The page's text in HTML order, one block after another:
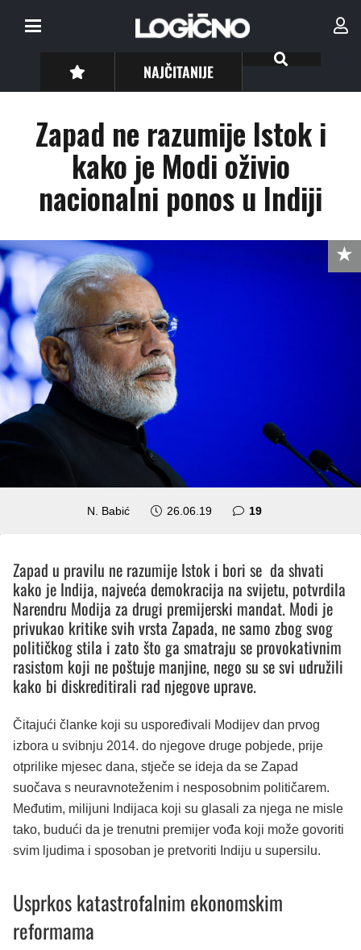
NAJČITANIJE
Zapad ne razumije Istok i
kako je Modi oživio
nacionalni ponos u Indiji
N. Babić 26.06.19 19komentara
Zapad u pravilu ne razumije Istok i bori se da shvati
kako je Indija, najveća demokracija na svijetu, potvrdila
Narendru Modija za drugi premijerski mandat. Modi je
privukao kritike svih vrsta Zapada, ne samo zbog svog
političkog stila i zato što ga smatraju se provokativnim
rasistom koji ne poštuje manjine, nego su se svi udružili
kako bi diskreditirali rad njegove uprave.
Čitajući članke koji su uspoređivali Modijev dan prvog
izbora u svibnju 2014. do njegove druge pobjede, prije
otprilike mjesec dana, stječe se ideja da se Zapad
suočava s neuravnoteženim i nesposobnim političarem.
Međutim, milijuni Indijaca koji su glasali za njega ne misle
tako, budući da je trenutni premijer vođa koji može govoriti
svim ljudima i sposoban je pretvoriti Indiju u supersilu.
Usprkos katastrofalnim ekonomskim
reformama